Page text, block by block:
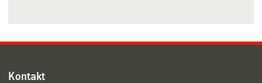
Kontakt